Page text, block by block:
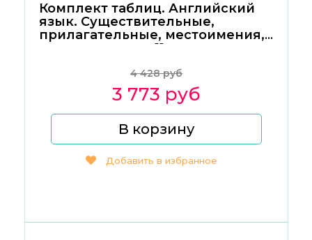
Комплект таблиц. Английский
язык. Существительные,
прилагательные, местоимения,
числительные - 11 та
4 428 руб
3 773 руб
В корзину
Добавить в избранное